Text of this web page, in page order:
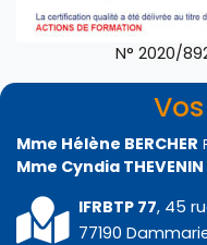
N° 2020/
Mme Hélène BERCHER
Mme Cyndia THEVENIN
IFRBTP 77, 45
77190